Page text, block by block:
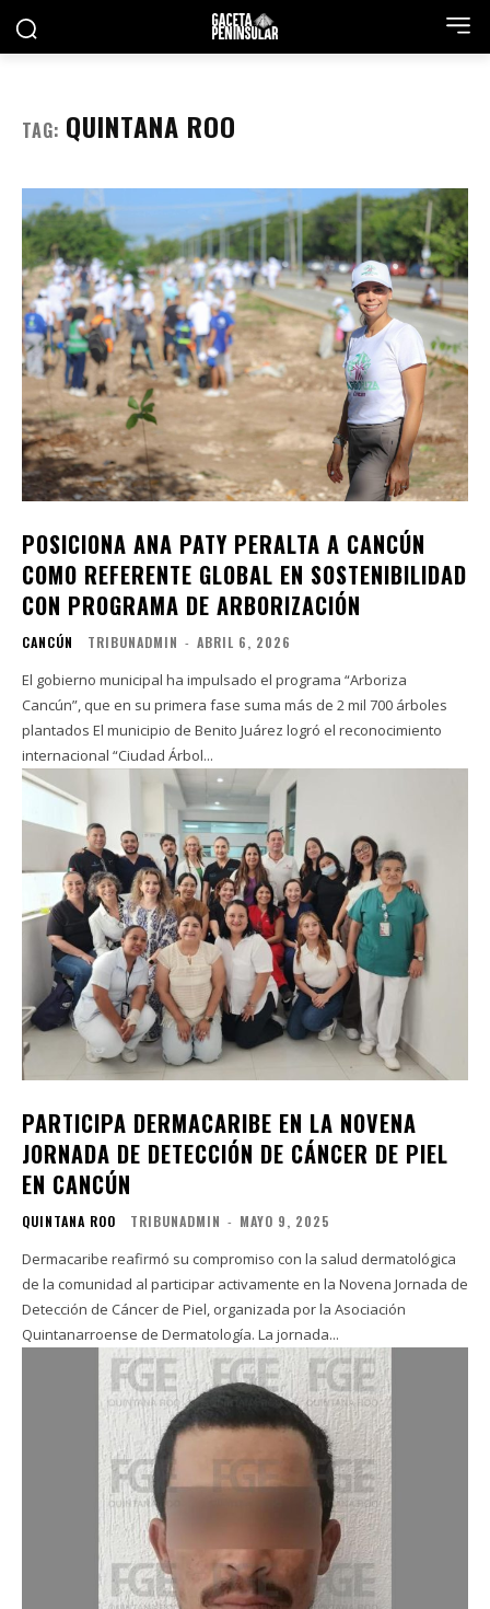
TAG: QUINTANA ROO
POSICIONA ANA PATY PERALTA A CANCÚN
COMO REFERENTE GLOBAL EN SOSTENIBILIDAD
CON PROGRAMA DE ARBORIZACIÓN
CANCÚN TRIBUNADMIN - ABRIL 6, 2026
El gobierno municipal ha impulsado el programa “Arboriza
Cancún”, que en su primera fase suma más de 2 mil 700 árboles
plantados El municipio de Benito Juárez logró el reconocimiento
internacional “Ciudad Árbol...
PARTICIPA DERMACARIBE EN LA NOVENA
JORNADA DE DETECCIÓN DE CÁNCER DE PIEL
EN CANCÚN
QUINTANA ROO TRIBUNADMIN - MAYO 9, 2025
Dermacaribe reafirmó su compromiso con la salud dermatológica
de la comunidad al participar activamente en la Novena Jornada de
Detección de Cáncer de Piel, organizada por la Asociación
Quintanarroense de Dermatología. La jornada...